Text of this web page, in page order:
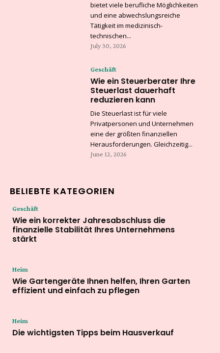
bietet viele berufliche Möglichkeiten
und eine abwechslungsreiche
Tätigkeit im medizinisch-
technischen...
July 30, 2026
Geschäft
Wie ein Steuerberater Ihre
Steuerlast dauerhaft
reduzieren kann
Die Steuerlast ist für viele
Privatpersonen und Unternehmen
eine der größten finanziellen
Herausforderungen. Gleichzeitig...
June 12, 2026
BELIEBTE KATEGORIEN
Geschäft
Wie ein korrekter Jahresabschluss die
finanzielle Stabilität Ihres Unternehmens
stärkt
Heim
Wie Gartengeräte Ihnen helfen, Ihren Garten
effizient und einfach zu pflegen
Heim
Die wichtigsten Tipps beim Hausverkauf